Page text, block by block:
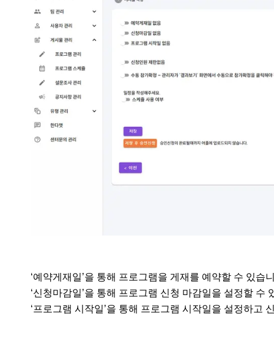
‘예약게재일’을 통해 프로그램을 게재를 예약할 수 있습
‘신청마감일’을 통해 프로그램 신청 마감일을 설정할 수
‘프로그램 시작일’을 통해 프로그램 시작일을 설정하고